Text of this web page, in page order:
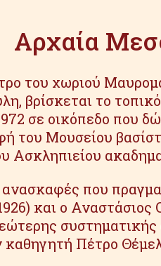
Αρχαία
του χωριού
βρίσκεται το
σε οικόπεδο που
του Μουσείου
Ασκληπιείου
ανασκαφές που
και ο
συστηματικής
καθηγητή Πέτρο